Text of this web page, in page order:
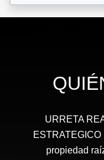
URRETA
propiedad